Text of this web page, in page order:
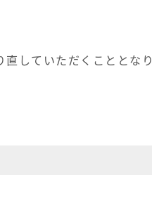
していただくこととなり